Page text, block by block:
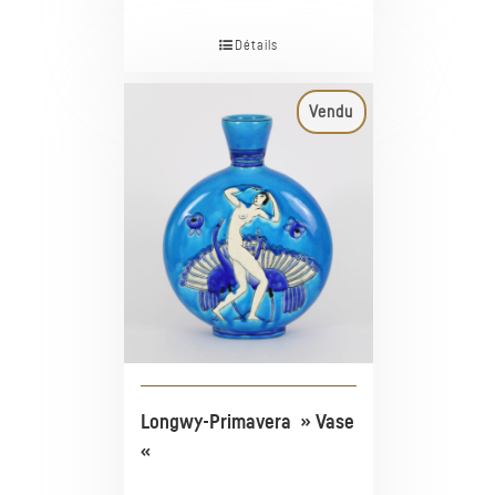
Détails
Vendu
Longwy-Primavera » Vase
«